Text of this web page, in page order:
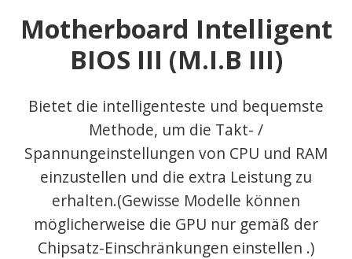
Motherboard Intelligent
BIOS III (M.I.B III)
Bietet die intelligenteste und bequemste
Methode, um die Takt- /
Spannungeinstellungen von CPU und RAM
einzustellen und die extra Leistung zu
erhalten.(Gewisse Modelle können
möglicherweise die GPU nur gemäß der
Chipsatz-Einschränkungen einstellen .)